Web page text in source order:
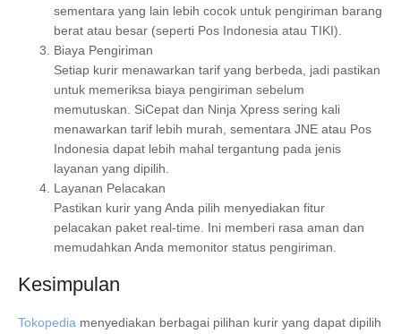
sementara yang lain lebih cocok untuk pengiriman barang
berat atau besar (seperti Pos Indonesia atau TIKI).
Biaya Pengiriman
Setiap kurir menawarkan tarif yang berbeda, jadi pastikan
untuk memeriksa biaya pengiriman sebelum
memutuskan. SiCepat dan Ninja Xpress sering kali
menawarkan tarif lebih murah, sementara JNE atau Pos
Indonesia dapat lebih mahal tergantung pada jenis
layanan yang dipilih.
Layanan Pelacakan
Pastikan kurir yang Anda pilih menyediakan fitur
pelacakan paket real-time. Ini memberi rasa aman dan
memudahkan Anda memonitor status pengiriman.
Kesimpulan
Tokopedia menyediakan berbagai pilihan kurir yang dapat dipilih